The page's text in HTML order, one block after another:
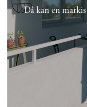
Då kan en